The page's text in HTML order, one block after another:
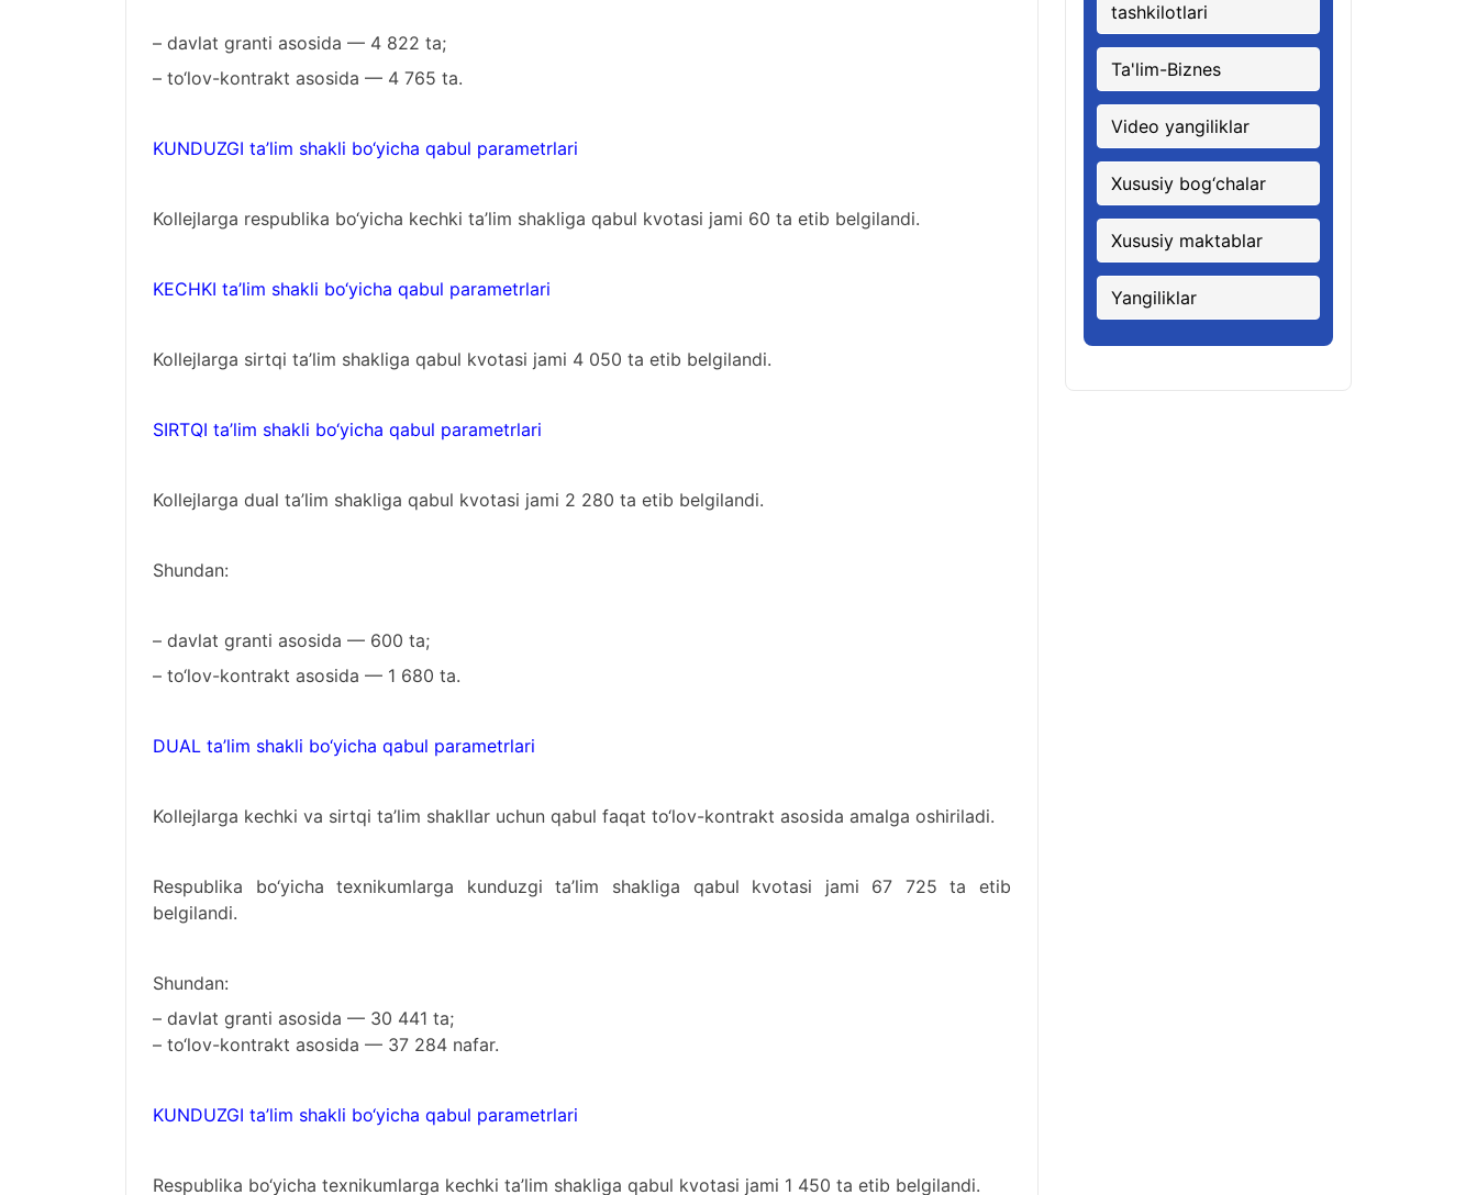
– davlat granti asosida — 4 822 ta;
– to‘lov-kontrakt asosida — 4 765 ta.
KUNDUZGI ta’lim shakli bo‘yicha qabul parametrlari
Kollejlarga respublika bo‘yicha kechki ta’lim shakliga qabul kvotasi jami 60 ta etib belgilandi.
KECHKI ta’lim shakli bo‘yicha qabul parametrlari
Kollejlarga sirtqi ta’lim shakliga qabul kvotasi jami 4 050 ta etib belgilandi.
SIRTQI ta’lim shakli bo‘yicha qabul parametrlari
Kollejlarga dual ta’lim shakliga qabul kvotasi jami 2 280 ta etib belgilandi.
Shundan:
– davlat granti asosida — 600 ta;
– to‘lov-kontrakt asosida — 1 680 ta.
DUAL ta’lim shakli bo‘yicha qabul parametrlari
Kollejlarga kechki va sirtqi ta’lim shakllar uchun qabul faqat to‘lov-kontrakt asosida amalga oshiriladi.
Respublika bo‘yicha texnikumlarga kunduzgi ta’lim shakliga qabul kvotasi jami 67 725 ta etib
belgilandi.
Shundan:
– davlat granti asosida — 30 441 ta;
– to‘lov-kontrakt asosida — 37 284 nafar.
KUNDUZGI ta’lim shakli bo‘yicha qabul parametrlari
Respublika bo‘yicha texnikumlarga kechki ta’lim shakliga qabul kvotasi jami 1 450 ta etib belgilandi.
tashkilotlari
Ta'lim-Biznes
Video yangiliklar
Xususiy bog‘chalar
Xususiy maktablar
Yangiliklar